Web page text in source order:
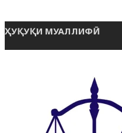
ҲУҚУҚИ МУАЛЛИФӢ